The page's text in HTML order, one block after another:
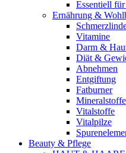
Essentiell
Ernährung &
Vitamine
Darm &
Diät &
Abnehmen
Entgiftung
Fatburner
Mineralstoffe
Vitalstoffe
Vitalpilze
Beauty & Pflege